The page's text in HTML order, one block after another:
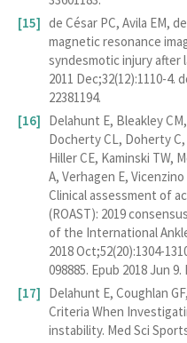
de César PC, Avila EM,
magnetic resonance
syndesmotic injury after
2011 Dec;32(12):1110-4.
22381194.
Delahunt E, Bleakley
Docherty CL, Doherty
Hiller CE, Kaminski TW,
A, Verhagen E,
Clinical assessment of
(ROAST): 2019
of the International
2018 Oct;52(20):1304-
098885. Epub 2018 Jun 9.
Delahunt E, Coughlan
Criteria When
instability. Med Sci